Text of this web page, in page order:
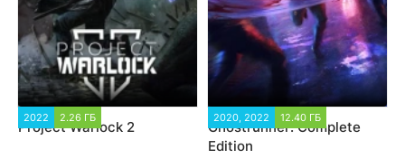
2022 2.26 ГБ
Project Warlock 2
2020, 2022 12.40 ГБ
Ghostrunner: Complete
Edition